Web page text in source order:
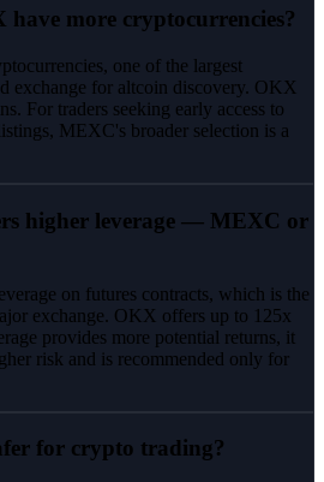
more cryptocurrencies?
one of the largest
exchange for altcoin discovery. OKX
For traders seeking early access to
MEXC's broader selection is a
higher leverage — MEXC or
on futures contracts, which is the
exchange. OKX offers up to 125x
provides more potential returns, it
risk and is recommended only for
for crypto trading?